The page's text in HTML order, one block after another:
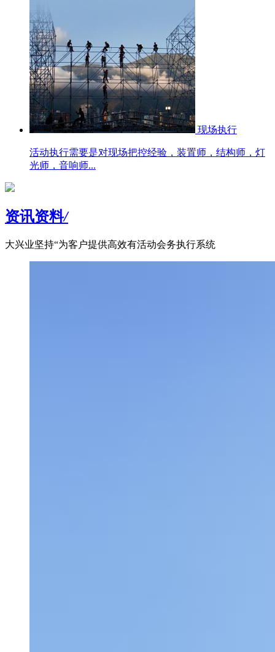
现场执行
活动执行需要是对现场把控经验，装置师，结构师，灯
光师，音响师...
资讯资料/
大兴业坚持“为客户提供高效有活动会务执行系统